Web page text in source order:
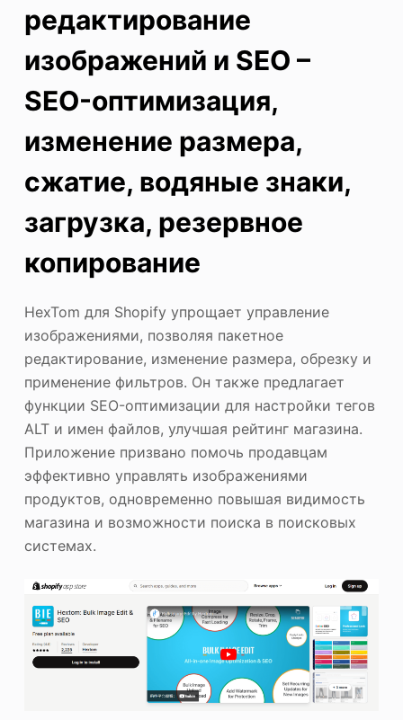
редактирование
изображений и SEO –
SEO-оптимизация,
изменение размера,
сжатие, водяные знаки,
загрузка, резервное
копирование
HexTom для Shopify упрощает управление
изображениями, позволяя пакетное
редактирование, изменение размера, обрезку и
применение фильтров. Он также предлагает
функции SEO-оптимизации для настройки тегов
ALT и имен файлов, улучшая рейтинг магазина.
Приложение призвано помочь продавцам
эффективно управлять изображениями
продуктов, одновременно повышая видимость
магазина и возможности поиска в поисковых
системах.